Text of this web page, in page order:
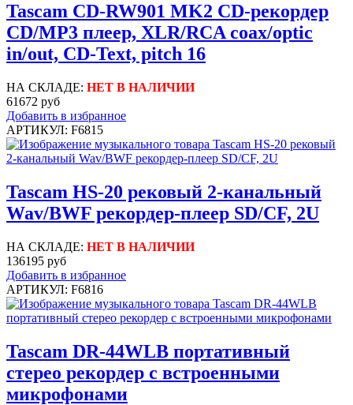
Tascam CD-RW901 MK2 CD-рекордер
CD/MP3 плеер, XLR/RCA coax/optic
in/out, CD-Text, pitch 16
НА СКЛАДЕ: НЕТ В НАЛИЧИИ
61672 руб
Добавить в избранное
АРТИКУЛ: F6815
Tascam HS-20 рековый 2-канальный
Wav/BWF рекордер-плеер SD/CF, 2U
НА СКЛАДЕ: НЕТ В НАЛИЧИИ
136195 руб
Добавить в избранное
АРТИКУЛ: F6816
Tascam DR-44WLB портативный
стерео рекордер с встроенными
микрофонами